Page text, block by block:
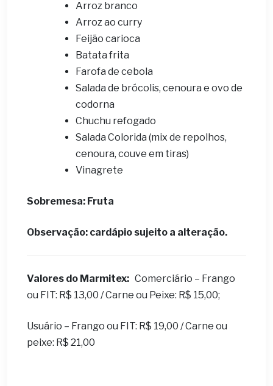
Arroz branco
Arroz ao curry
Feijão carioca
Batata frita
Farofa de cebola
Salada de brócolis, cenoura e ovo de
codorna
Chuchu refogado
Salada Colorida (mix de repolhos,
cenoura, couve em tiras)
Vinagrete
Sobremesa: Fruta
Observação: cardápio sujeito a alteração.
Valores do Marmitex: Comerciário – Frango
ou FIT: R$ 13,00 / Carne ou Peixe: R$ 15,00;
Usuário – Frango ou FIT: R$ 19,00 / Carne ou
peixe: R$ 21,00